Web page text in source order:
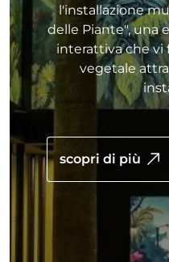
l'installazione
delle Piante", una
interattiva che vi
vegetale
scopri di più